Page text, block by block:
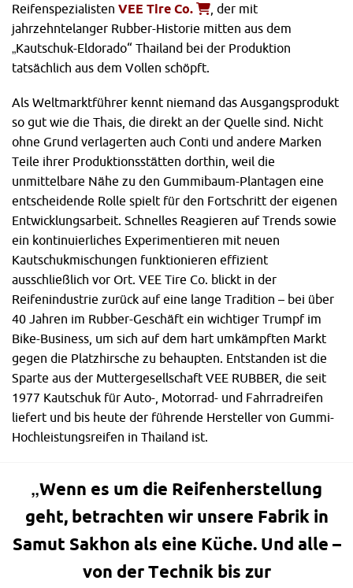
Reifenspezialisten VEE Tire Co.
, der mit
jahrzehntelanger Rubber-Historie mitten aus dem
„Kautschuk-Eldorado“ Thailand bei der Produktion
tatsächlich aus dem Vollen schöpft.
Als Weltmarktführer kennt niemand das Ausgangsprodukt
so gut wie die Thais, die direkt an der Quelle sind. Nicht
ohne Grund verlagerten auch Conti und andere Marken
Teile ihrer Produktionsstätten dorthin, weil die
unmittelbare Nähe zu den Gummibaum-Plantagen eine
entscheidende Rolle spielt für den Fortschritt der eigenen
Entwicklungsarbeit. Schnelles Reagieren auf Trends sowie
ein kontinuierliches Experimentieren mit neuen
Kautschukmischungen funktionieren effizient
ausschließlich vor Ort. VEE Tire Co. blickt in der
Reifenindustrie zurück auf eine lange Tradition – bei über
40 Jahren im Rubber-Geschäft ein wichtiger Trumpf im
Bike-Business, um sich auf dem hart umkämpften Markt
gegen die Platzhirsche zu behaupten. Entstanden ist die
Sparte aus der Muttergesellschaft VEE RUBBER, die seit
1977 Kautschuk für Auto-, Motorrad- und Fahrradreifen
liefert und bis heute der führende Hersteller von Gummi-
Hochleistungsreifen in Thailand ist.
„Wenn es um die Reifenherstellung
geht, betrachten wir unsere Fabrik in
Samut Sakhon als eine Küche. Und alle –
von der Technik bis zur